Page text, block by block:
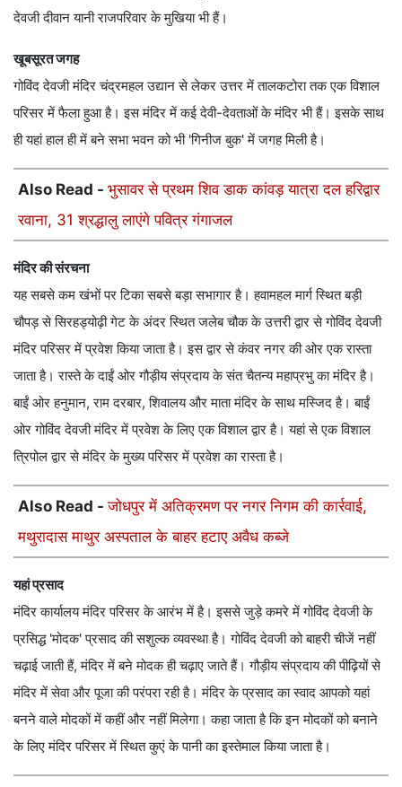
देवजी दीवान यानी राजपरिवार के मुखिया भी हैं।
खूबसूरत जगह
गोविंद देवजी मंदिर चंद्रमहल उद्यान से लेकर उत्तर में तालकटोरा तक एक विशाल
परिसर में फैला हुआ है। इस मंदिर में कई देवी-देवताओं के मंदिर भी हैं। इसके साथ
ही यहां हाल ही में बने सभा भवन को भी 'गिनीज बुक' में जगह मिली है।
Also Read - भुसावर से प्रथम शिव डाक कांवड़ यात्रा दल हरिद्वार
रवाना, 31 श्रद्धालु लाएंगे पवित्र गंगाजल
मंदिर की संरचना
यह सबसे कम खंभों पर टिका सबसे बड़ा सभागार है। हवामहल मार्ग स्थित बड़ी
चौपड़ से सिरहड्योढ़ी गेट के अंदर स्थित जलेब चौक के उत्तरी द्वार से गोविंद देवजी
मंदिर परिसर में प्रवेश किया जाता है। इस द्वार से कंवर नगर की ओर एक रास्ता
जाता है। रास्ते के दाईं ओर गौड़ीय संप्रदाय के संत चैतन्य महाप्रभु का मंदिर है।
बाईं ओर हनुमान, राम दरबार, शिवालय और माता मंदिर के साथ मस्जिद है। बाईं
ओर गोविंद देवजी मंदिर में प्रवेश के लिए एक विशाल द्वार है। यहां से एक विशाल
त्रिपोल द्वार से मंदिर के मुख्य परिसर में प्रवेश का रास्ता है।
Also Read -जोधपुर में अतिक्रमण पर नगर निगम की कार्रवाई,
मथुरादास माथुर अस्पताल के बाहर हटाए अवैध कब्जे
यहां प्रसाद
मंदिर कार्यालय मंदिर परिसर के आरंभ में है। इससे जुड़े कमरे में गोविंद देवजी के
प्रसिद्ध 'मोदक' प्रसाद की सशुल्क व्यवस्था है। गोविंद देवजी को बाहरी चीजें नहीं
चढ़ाई जाती हैं, मंदिर में बने मोदक ही चढ़ाए जाते हैं। गौड़ीय संप्रदाय की पीढ़ियों से
मंदिर में सेवा और पूजा की परंपरा रही है। मंदिर के प्रसाद का स्वाद आपको यहां
बनने वाले मोदकों में कहीं और नहीं मिलेगा। कहा जाता है कि इन मोदकों को बनाने
के लिए मंदिर परिसर में स्थित कुएं के पानी का इस्तेमाल किया जाता है।